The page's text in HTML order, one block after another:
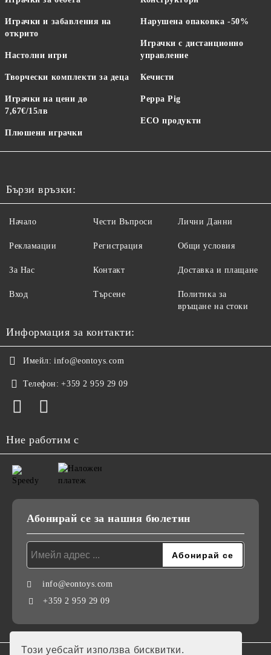
Този уебсайт използва бисквитки.
Играчки и забавления на
открито
Настолни игри
Творчески комплекти за деца
Играчки на цени до
7,67€/15лв
Плюшени играчки
Нарушена опаковка -50%
Играчки с дистанционно
управление
Кечисти
Peppa Pig
ECO продукти
Бързи връзки:
Начало
Рекламации
За Нас
Вход
Чести Въпроси
Регистрация
Контакт
Търсене
Лични Данни
Общи условия
Доставка и плащане
Политика за
връщане на стоки
Информация за контакти:
Имейл: info@eontoys.com
Телефон: +359 2 959 29 09
Ние работим с
Абонирай се за нашия бюлетин
info@eontoys.com
+359 2 959 29 09